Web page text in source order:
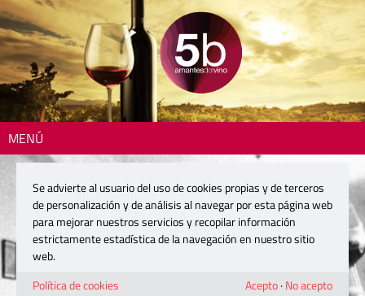
MENÚ
Se advierte al usuario del uso de cookies propias y de terceros
de personalización y de análisis al navegar por esta página web
para mejorar nuestros servicios y recopilar información
estrictamente estadística de la navegación en nuestro sitio
web.
Política de cookies
Acepto· No acepto